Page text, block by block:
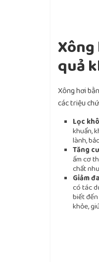
quả
Xông hơi
các triệu
Lọc
khuẩn,
lành,
Tăng
ấm cơ
chất
Giảm
có tác
biết
khỏe,